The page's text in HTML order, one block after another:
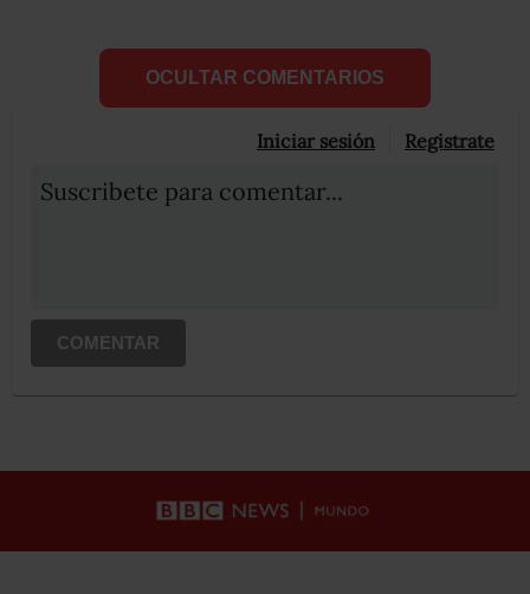
OCULTAR COMENTARIOS
Iniciar sesión Registrate
Suscribete para comentar...
COMENTAR